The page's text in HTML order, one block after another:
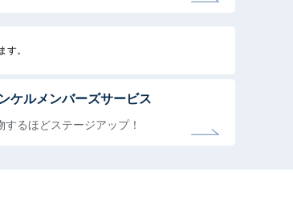
。
ケルメンバーズサービス
するほどステージアップ！